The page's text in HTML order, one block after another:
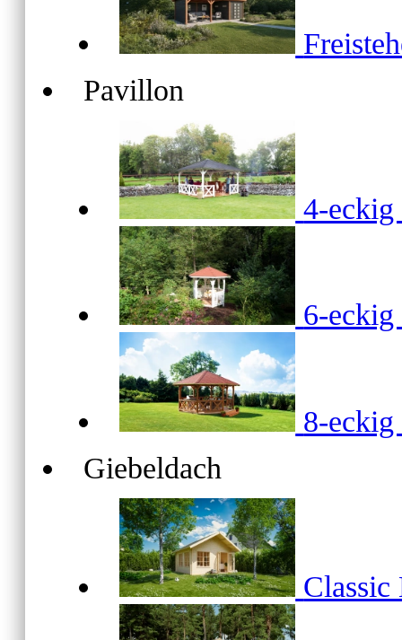
Pavillon
4-eckig
6-eckig
8-eckig
Giebeldach